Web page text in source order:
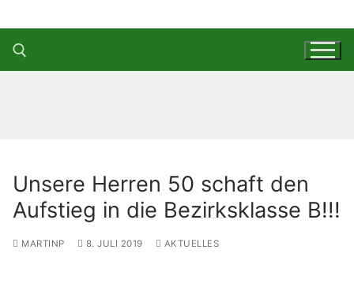
Inhalt
springen
Unsere Herren 50 schaft den
Aufstieg in die Bezirksklasse B!!!
MARTINP 8. JULI 2019 AKTUELLES